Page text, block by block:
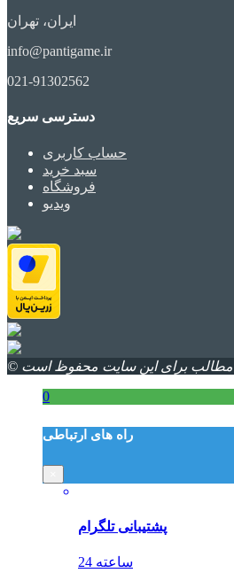
ایران، تهران
info@pantigame.ir
021-91302562
دسترسی سریع
حساب کاربری
سبد خرید
فروشگاه
ویدیو
0
راه های ارتباطی
پشتیبانی تلگرام
24 ساعته